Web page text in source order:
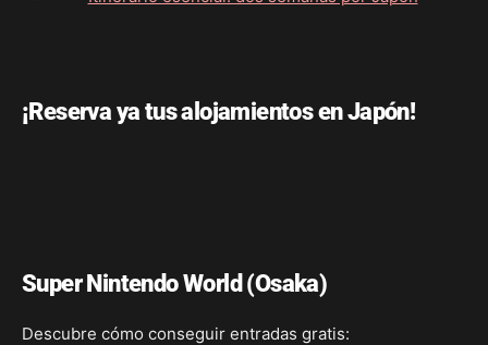
¡Reserva ya tus alojamientos en Japón!
Super Nintendo World (Osaka)
Descubre cómo conseguir entradas gratis: